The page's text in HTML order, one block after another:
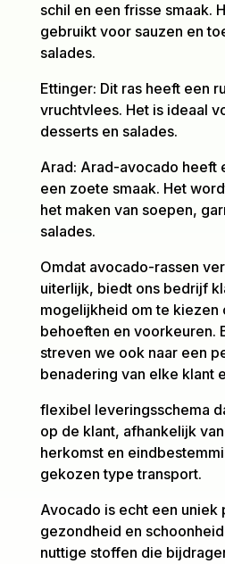
schil en een frisse smaak.
gebruikt voor sauzen en
salades.
Ettinger: Dit ras heeft een
vruchtvlees. Het is ideaal
desserts en salades.
Arad: Arad-avocado heeft
een zoete smaak. Het
het maken van soepen,
salades.
Omdat avocado-rassen
uiterlijk, biedt ons bedrijf
mogelijkheid om te kiezen
behoeften en voorkeuren.
streven we ook naar een
benadering van elke klant
flexibel leveringsschema
op de klant, afhankelijk
herkomst en
gekozen type transport.
Avocado is echt een uniek
gezondheid en
nuttige stoffen die